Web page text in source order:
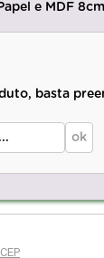
e MDF
basta